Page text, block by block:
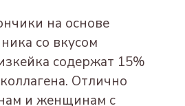
ЧИЗ
КРЕМЛИНА
вишни в
300г
на основе
со вкусом
содержат 15%
Отлично
и женщинам с